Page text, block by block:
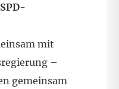
mit
–
gemeinsam